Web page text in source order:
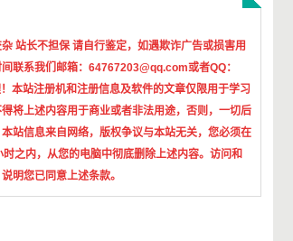
站长不担保 请自行鉴定，如遇欺诈广告或损害用
联系我们邮箱：64767203@qq.com或者QQ：
本站注册机和注册信息及软件的文章仅限用于学习
将上述内容用于商业或者非法用途，否则，一切后
站信息来自网络，版权争议与本站无关，您必须在
时之内，从您的电脑中彻底删除上述内容。访问和
明您已同意上述条款。